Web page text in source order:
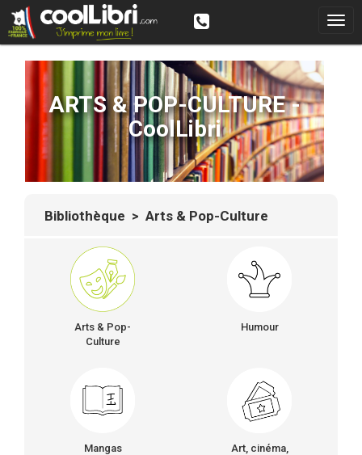
ARTS & POP-CULTURE -
CoolLibri
Bibliothèque > Arts & Pop-Culture
Arts & Pop-
Culture
Humour
Mangas
Art, cinéma,